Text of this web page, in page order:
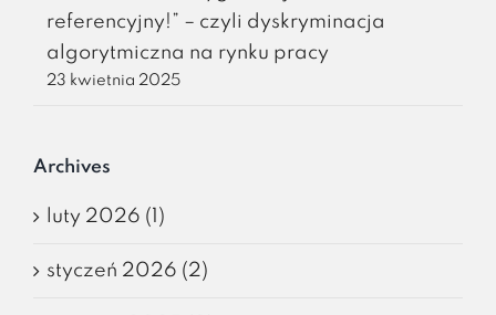
referencyjny!” – czyli dyskryminacja
algorytmiczna na rynku pracy
23 kwietnia 2025
Archives
luty 2026 (1)
styczeń 2026 (2)